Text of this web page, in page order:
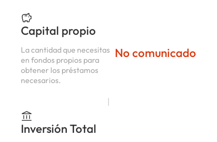
Capital propio
La cantidad que necesitas
en fondos propios para
obtener los préstamos
necesarios.
No comunicado
Inversión Total